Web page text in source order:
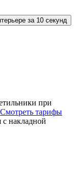
за 10 секунд
при
Смотреть тарифы
накладной